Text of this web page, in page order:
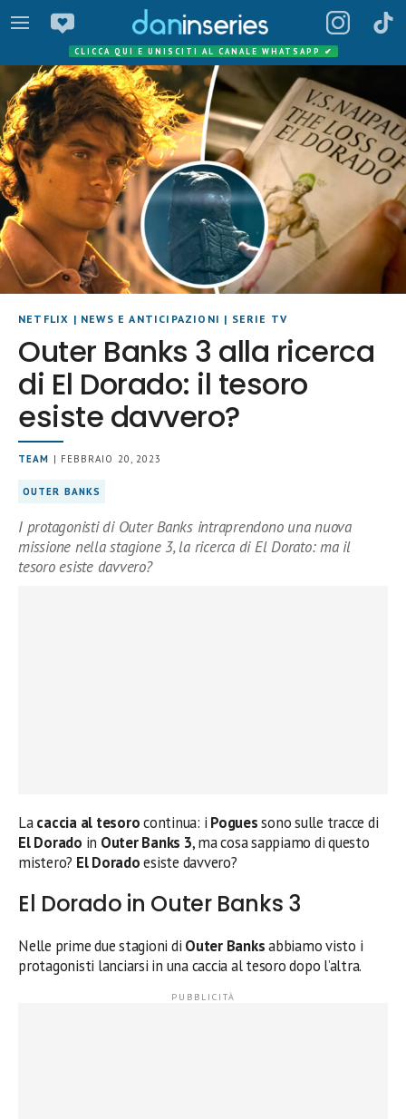
CLICCA QUI E UNISCITI AL CANALE WHATSAPP ✔
NETFLIX | NEWS E ANTICIPAZIONI | SERIE TV
Outer Banks 3 alla ricerca
di El Dorado: il tesoro
esiste davvero?
TEAM | FEBBRAIO 20, 2023
OUTER BANKS
I protagonisti di Outer Banks intraprendono una nuova
missione nella stagione 3, la ricerca di El Dorato: ma il
tesoro esiste davvero?
Lacaccia al tesorocontinua: i Poguessono sulle tracce di
El Dorado in Outer Banks 3, ma cosa sappiamo di questo
mistero? El Doradoesiste davvero?
El Dorado in Outer Banks 3
Nelle prime due stagioni di Outer Banksabbiamo visto i
protagonisti lanciarsi in una caccia al tesoro dopo l’altra.